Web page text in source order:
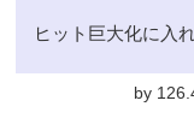
ヒット巨大化に入
by